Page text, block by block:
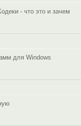
- что это и зачем
для Windows